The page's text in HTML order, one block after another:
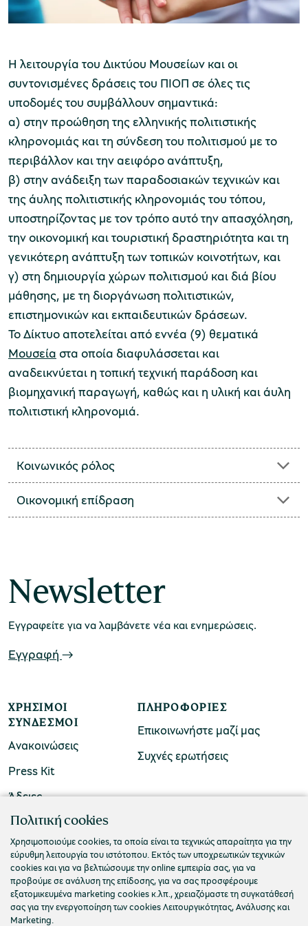
Μουσείο Βιομηχανικής Ελαιουργίας
Λέσβου
Μουσείο Πλινθοκεραμοποιίας N. & Σ.
Τσαλαπάτα
Μουσείο Μαρμαροτεχνίας
Μουσείο Μαστίχας Χίου
Μουσείο Αργυροτεχνίας
ομάδες
εισιτήρια
εισιτηρίων
Η λειτουργία του Δικτύου Μουσείων και οι
συντονισμένες δράσεις του ΠΙΟΠ σε όλες τις
υποδομές του συμβάλλουν σημαντικά:
α) στην προώθηση της ελληνικής πολιτιστικής
κληρονομιάς και τη σύνδεση του πολιτισμού με το
περιβάλλον και την αειφόρο ανάπτυξη,
β) στην ανάδειξη των παραδοσιακών τεχνικών και
της άυλης πολιτιστικής κληρονομιάς του τόπου,
υποστηρίζοντας με τον τρόπο αυτό την απασχόληση,
την οικονομική και τουριστική δραστηριότητα και τη
γενικότερη ανάπτυξη των τοπικών κοινοτήτων, και
γ) στη δημιουργία χώρων πολιτισμού και διά βίου
μάθησης, με τη διοργάνωση πολιτιστικών,
επιστημονικών και εκπαιδευτικών δράσεων.
Το Δίκτυο αποτελείται από εννέα (9) θεματικά
Μουσεία στα οποία διαφυλάσσεται και
αναδεικνύεται η τοπική τεχνική παράδοση και
βιομηχανική παραγωγή, καθώς και η υλική και άυλη
πολιτιστική κληρονομιά.
Κοινωνικός ρόλος
Οικονομική επίδραση
Newsletter
Εγγραφείτε για να λαμβάνετε νέα και ενημερώσεις.
Εγγραφή
ΧΡΉΣΙΜΟΙ
ΣΎΝΔΕΣΜΟΙ
Ανακοινώσεις
Press Kit
Άδειες
ΠΛΗΡΟΦΟΡΊΕΣ
Επικοινωνήστε μαζί μας
Συχνές ερωτήσεις
ΠΟΛΙΤΙΣΤΙΚΟ ΙΔΡΥΜΑ ΟΜΙΛΟΥ ΠΕΙΡΑΙΩΣ
Τ. 210 3256922
Ε. info@piop.gr
ΣΥΝΔΕΘΕΙΤΕ ΜΑΖΙ ΜΑΣ
Πολιτική cookies
Χρησιμοποιούμε cookies, τα οποία είναι τα τεχνικώς απαραίτητα για την
εύρυθμη λειτουργία του ιστότοπου. Εκτός των υποχρεωτικών τεχνικών
cookies και για να βελτιώσουμε την online εμπειρία σας, για να
προβούμε σε ανάλυση της επίδοσης, για να σας προσφέρουμε
εξατομικευμένα marketing cookies κ.λπ., χρειαζόμαστε τη συγκατάθεσή
σας για την ενεργοποίηση των cookies Λειτουργικότητας, Ανάλυσης και
Marketing.